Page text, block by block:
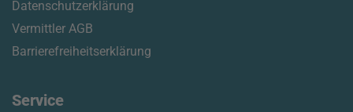
Datenschutzerklärung
Vermittler AGB
Barrierefreiheitserklärung
Service